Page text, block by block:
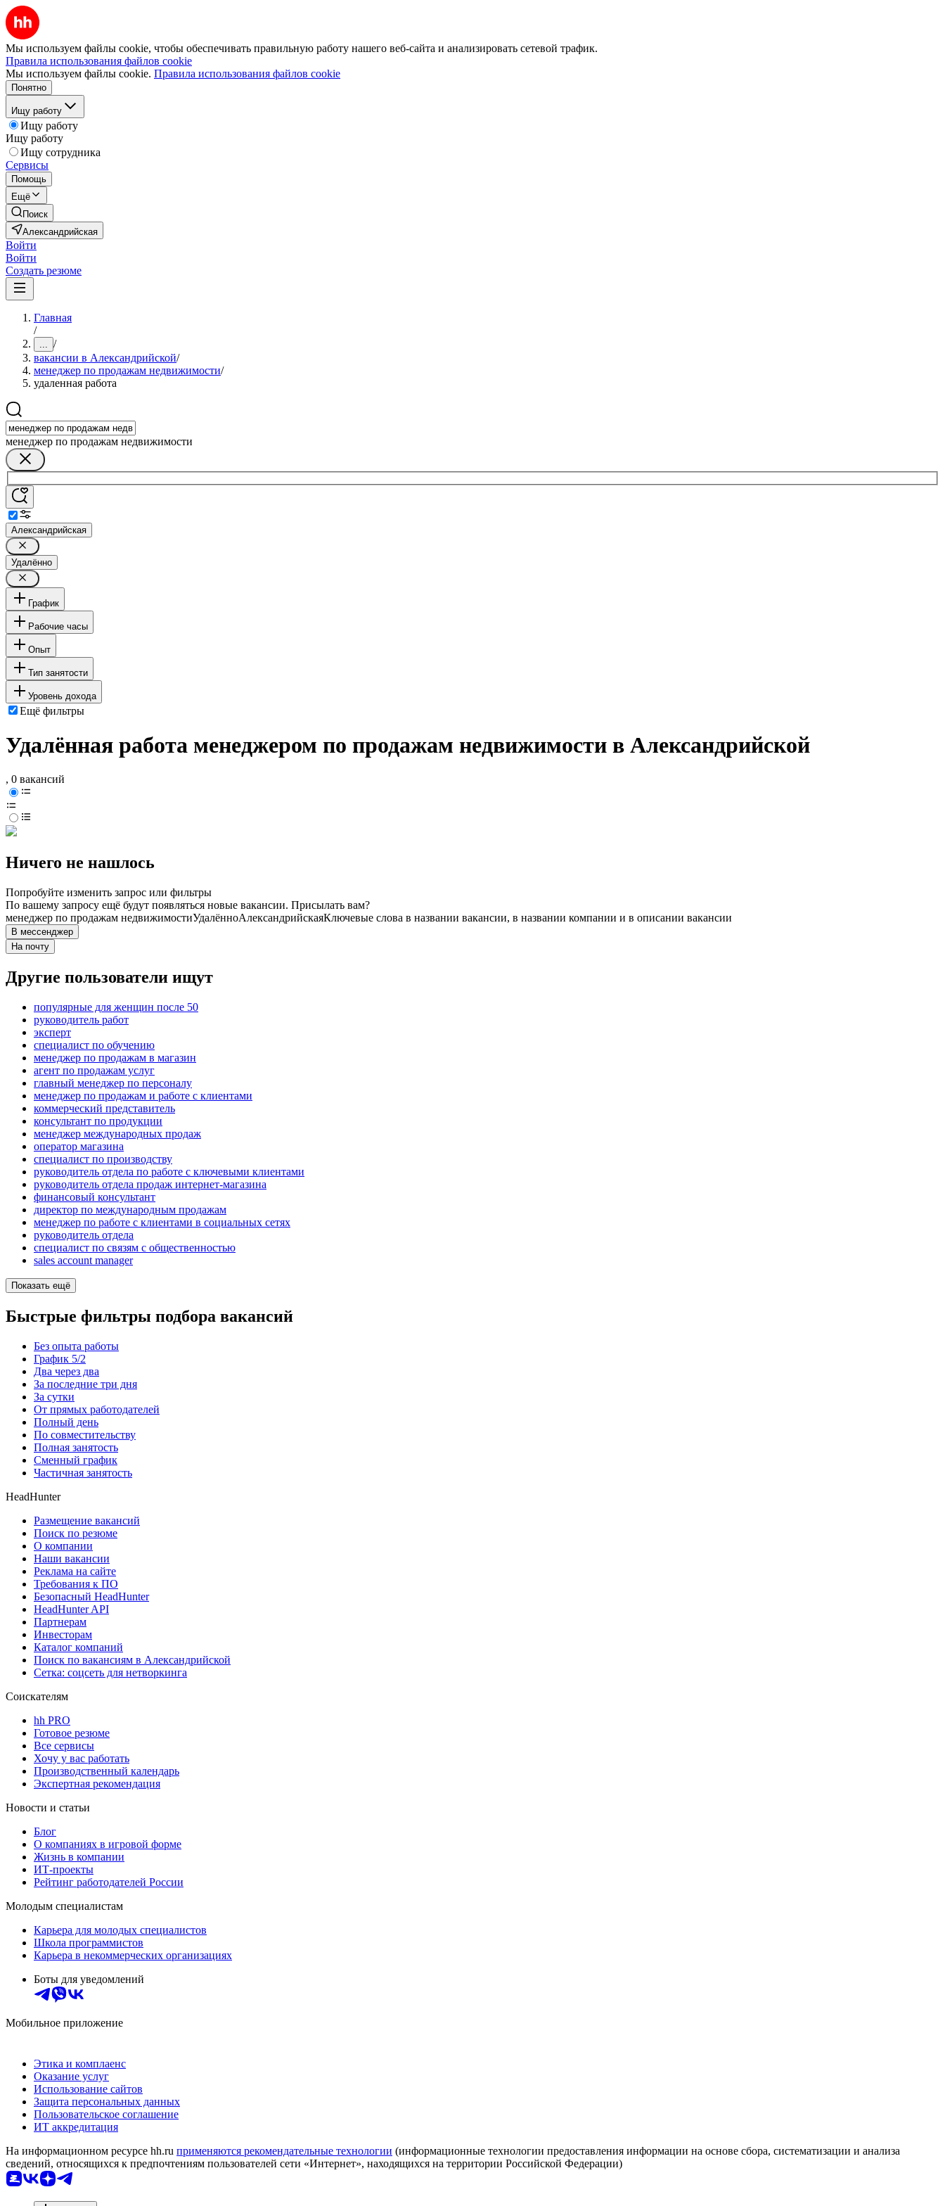
Мы используем файлы cookie, чтобы обеспечивать правильную работу нашего веб-сайта и анализировать сетевой трафик.
Правила использования файлов cookie
Мы используем файлы cookie. Правила использования файлов cookie
Понятно
Ищу работу
Ищу работу
Ищу работу
Ищу сотрудника
Сервисы
Помощь
Ещё
Поиск
Александрийская
Войти
Войти
Создать резюме
Главная
/
... /
вакансии в Александрийской/
менеджер по продажам недвижимости/
удаленная работа
менеджер по продажам недвижимости
Александрийская
Удалённо
График
Рабочие часы
Опыт
Тип занятости
Уровень дохода
Ещё фильтры
Удалённая работа менеджером по продажам недвижимости в Александрийской
, 0 вакансий
Ничего не нашлось
Попробуйте изменить запрос или фильтры
По вашему запросу ещё будут появляться новые вакансии. Присылать вам?
менеджер по продажам недвижимостиУдалённоАлександрийскаяКлючевые слова в названии вакансии, в названии компании и в описании вакансии
В мессенджер
На почту
Другие пользователи ищут
популярные для женщин после 50
руководитель работ
эксперт
специалист по обучению
менеджер по продажам в магазин
агент по продажам услуг
главный менеджер по персоналу
менеджер по продажам и работе с клиентами
коммерческий представитель
консультант по продукции
менеджер международных продаж
оператор магазина
специалист по производству
руководитель отдела по работе с ключевыми клиентами
руководитель отдела продаж интернет-магазина
финансовый консультант
директор по международным продажам
менеджер по работе с клиентами в социальных сетях
руководитель отдела
специалист по связям с общественностью
sales account manager
Показать ещё
Быстрые фильтры подбора вакансий
Без опыта работы
График 5/2
Два через два
За последние три дня
За сутки
От прямых работодателей
Полный день
По совместительству
Полная занятость
Сменный график
Частичная занятость
HeadHunter
Размещение вакансий
Поиск по резюме
О компании
Наши вакансии
Реклама на сайте
Требования к ПО
Безопасный HeadHunter
HeadHunter API
Партнерам
Инвесторам
Каталог компаний
Поиск по вакансиям в Александрийской
Сетка: соцсеть для нетворкинга
Соискателям
hh PRO
Готовое резюме
Все сервисы
Хочу у вас работать
Производственный календарь
Экспертная рекомендация
Новости и статьи
Блог
О компаниях в игровой форме
Жизнь в компании
ИТ-проекты
Рейтинг работодателей России
Молодым специалистам
Карьера для молодых специалистов
Школа программистов
Карьера в некоммерческих организациях
Боты для уведомлений
Мобильное приложение
Этика и комплаенс
Оказание услуг
Использование сайтов
Защита персональных данных
Пользовательское соглашение
ИТ аккредитация
На информационном ресурсе hh.ru применяются рекомендательные технологии (информационные технологии предоставления информации на основе сбора, систематизации и анализа
сведений, относящихся к предпочтениям пользователей сети «Интернет», находящихся на территории Российской Федерации)